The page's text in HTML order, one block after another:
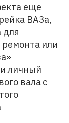
еще
ВАЗа,
для
ремонта или
личный
вала с